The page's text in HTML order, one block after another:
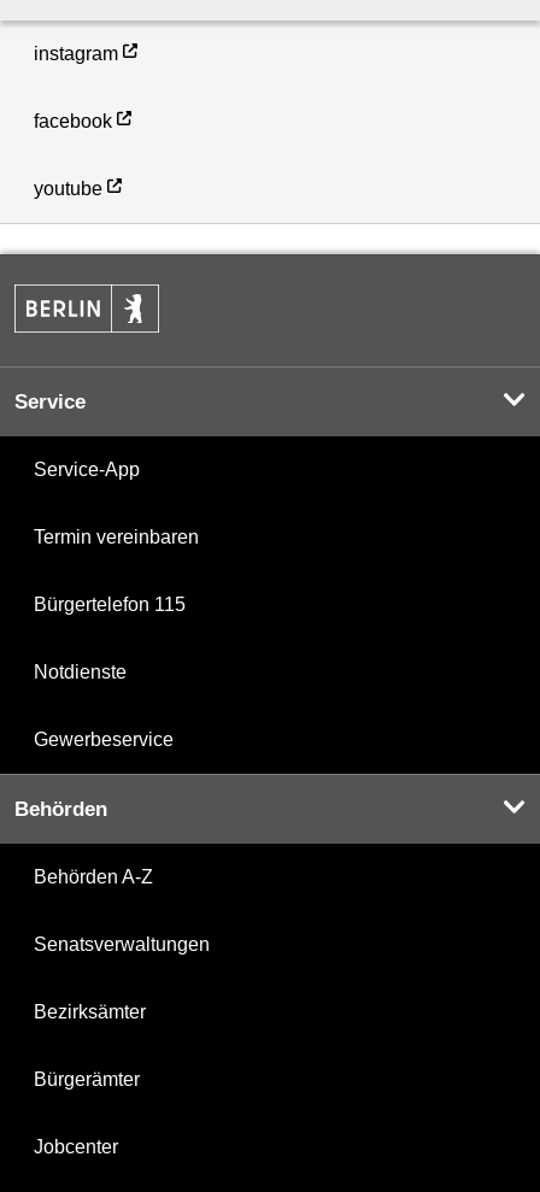
instagram
facebook
youtube
Service
Service-App
Termin vereinbaren
Bürgertelefon 115
Notdienste
Gewerbeservice
Behörden
Behörden A-Z
Senatsverwaltungen
Bezirksämter
Bürgerämter
Jobcenter